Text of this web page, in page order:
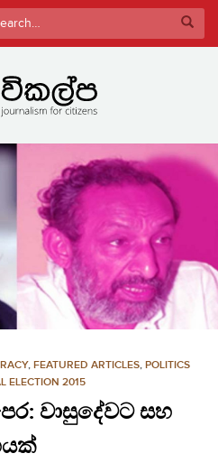
, FEATURED ARTICLES, POLITICS
ELECTION 2015
වාසුදේවට සහ